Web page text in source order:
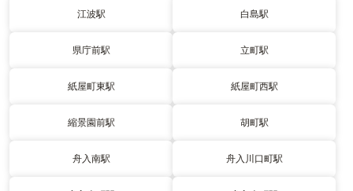
江波駅 白島駅
県庁前駅 立町駅
紙屋町東駅 紙屋町西駅
縮景園前駅 胡町駅
舟入南駅 舟入川口町駅